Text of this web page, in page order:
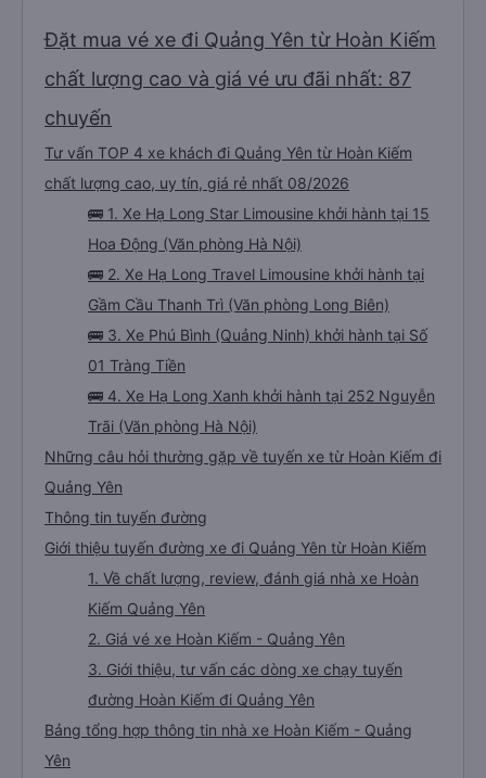
Đặt mua vé xe đi Quảng Yên từ Hoàn Kiếm
chất lượng cao và giá vé ưu đãi nhất: 87
chuyến
Tư vấn TOP 4 xe khách đi Quảng Yên từ Hoàn Kiếm
chất lượng cao, uy tín, giá rẻ nhất 08/2026
🚌 1. Xe Hạ Long Star Limousine khởi hành tại 15
Hoa Động (Văn phòng Hà Nội)
🚌 2. Xe Hạ Long Travel Limousine khởi hành tại
Gầm Cầu Thanh Trì (Văn phòng Long Biên)
🚌 3. Xe Phú Bình (Quảng Ninh) khởi hành tại Số
01 Tràng Tiền
🚌 4. Xe Hạ Long Xanh khởi hành tại 252 Nguyễn
Trãi (Văn phòng Hà Nội)
Những câu hỏi thường gặp về tuyến xe từ Hoàn Kiếm đi
Quảng Yên
Thông tin tuyến đường
Giới thiệu tuyến đường xe đi Quảng Yên từ Hoàn Kiếm
1. Về chất lượng, review, đánh giá nhà xe Hoàn
Kiếm Quảng Yên
2. Giá vé xe Hoàn Kiếm - Quảng Yên
3. Giới thiệu, tư vấn các dòng xe chạy tuyến
đường Hoàn Kiếm đi Quảng Yên
Bảng tổng hợp thông tin nhà xe Hoàn Kiếm - Quảng
Yên